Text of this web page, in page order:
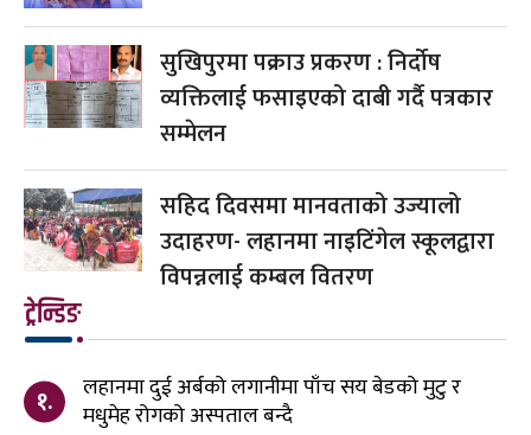
सुखिपुरमा पक्राउ प्रकरण : निर्दोष
व्यक्तिलाई फसाइएको दाबी गर्दै पत्रकार
सम्मेलन
सहिद दिवसमा मानवताको उज्यालो
उदाहरण- लहानमा नाइटिंगेल स्कूलद्वारा
विपन्नलाई कम्बल वितरण
ट्रेन्डिङ
१.
लहानमा दुई अर्बको लगानीमा पाँच सय बेडको मुटु र
मधुमेह रोगको अस्पताल बन्दै